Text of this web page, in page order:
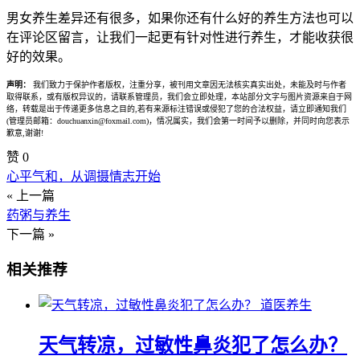
男女养生差异还有很多，如果你还有什么好的养生方法也可以
在评论区留言，让我们一起更有针对性进行养生，才能收获很
好的效果。
声明：
我们致力于保护作者版权，注重分享，被刊用文章因无法核实真实出处，未能及时与作者
取得联系，或有版权异议的，请联系管理员，我们会立即处理，本站部分文字与图片资源来自于网
络，转载是出于传递更多信息之目的,若有来源标注错误或侵犯了您的合法权益，请立即通知我们
(管理员邮箱：douchuanxin@foxmail.com)，情况属实，我们会第一时间予以删除，并同时向您表示
歉意,谢谢!
赞 0
心平气和，从调摄情志开始
« 上一篇
药粥与养生
下一篇 »
相关推荐
道医养生
天气转凉，过敏性鼻炎犯了怎么办？